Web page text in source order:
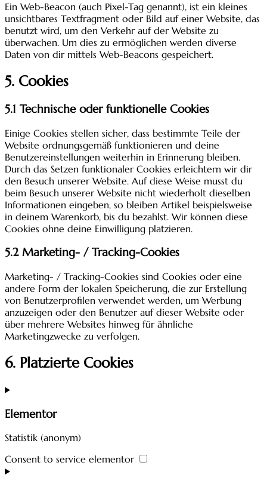
Ein Web-Beacon (auch Pixel-Tag genannt), ist ein kleines
unsichtbares Textfragment oder Bild auf einer Website, das
benutzt wird, um den Verkehr auf der Website zu
überwachen. Um dies zu ermöglichen werden diverse
Daten von dir mittels Web-Beacons gespeichert.
5. Cookies
5.1 Technische oder funktionelle Cookies
Einige Cookies stellen sicher, dass bestimmte Teile der
Website ordnungsgemäß funktionieren und deine
Benutzereinstellungen weiterhin in Erinnerung bleiben.
Durch das Setzen funktionaler Cookies erleichtern wir dir
den Besuch unserer Website. Auf diese Weise musst du
beim Besuch unserer Website nicht wiederholt dieselben
Informationen eingeben, so bleiben Artikel beispielsweise
in deinem Warenkorb, bis du bezahlst. Wir können diese
Cookies ohne deine Einwilligung platzieren.
5.2 Marketing- / Tracking-Cookies
Marketing- / Tracking-Cookies sind Cookies oder eine
andere Form der lokalen Speicherung, die zur Erstellung
von Benutzerprofilen verwendet werden, um Werbung
anzuzeigen oder den Benutzer auf dieser Website oder
über mehrere Websites hinweg für ähnliche
Marketingzwecke zu verfolgen.
6. Platzierte Cookies
Elementor
Statistik (anonym)
Consent to service elementor